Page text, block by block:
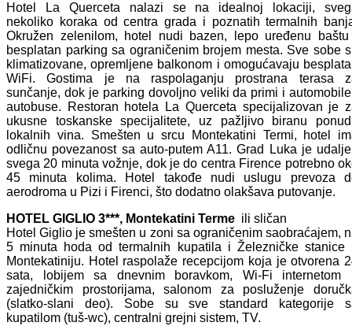
Hotel La Querceta nalazi se na idealnoj lokaciji,
nekoliko koraka od centra grada i poznatih termalnih
Okružen zelenilom, hotel nudi bazen, lepo uređenu
besplatan parking sa ograničenim brojem mesta. Sve sobe
klimatizovane, opremljene balkonom i omogućavaju
WiFi. Gostima je na raspolaganju prostrana terasa
sunčanje, dok je parking dovoljno veliki da primi i
autobuse. Restoran hotela La Querceta specijalizovan je
ukusne toskanske specijalitete, uz pažljivo biranu
lokalnih vina. Smešten u srcu Montekatini Termi, hotel
odličnu povezanost sa auto-putem A11. Grad Luka je
svega 20 minuta vožnje, dok je do centra Firence potrebno
45 minuta kolima. Hotel takođe nudi uslugu prevoza
aerodroma u Pizi i Firenci, što dodatno olakšava putovanje.
HOTEL GIGLIO 3***, Montekatini Terme ili sličan
Hotel Giglio je smešten u zoni sa ograničenim saobraćajem,
5 minuta hoda od termalnih kupatila i Železničke stanice
Montekatiniju. Hotel raspolaže recepcijom koja je otvorena
sata, lobijem sa dnevnim boravkom, Wi-Fi internetom
zajedničkim prostorijama, salonom za posluženje
(slatko-slani deo). Sobe su sve standard kategorije
kupatilom (tuš-wc), centralni grejni sistem, TV.